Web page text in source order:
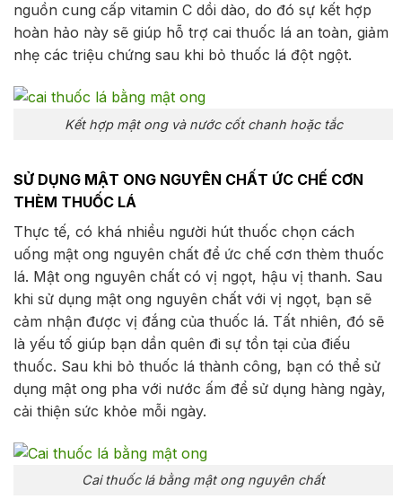
nguồn cung cấp vitamin C dồi dào, do đó sự kết hợp
hoàn hảo này sẽ giúp hỗ trợ cai thuốc lá an toàn, giảm
nhẹ các triệu chứng sau khi bỏ thuốc lá đột ngột.
Kết hợp mật ong và nước cốt chanh hoặc tắc
SỬ DỤNG MẬT ONG NGUYÊN CHẤT ỨC CHẾ CƠN
THÈM THUỐC LÁ
Thực tế, có khá nhiều người hút thuốc chọn cách
uống mật ong nguyên chất để ức chế cơn thèm thuốc
lá. Mật ong nguyên chất có vị ngọt, hậu vị thanh. Sau
khi sử dụng mật ong nguyên chất với vị ngọt, bạn sẽ
cảm nhận được vị đắng của thuốc lá. Tất nhiên, đó sẽ
là yếu tố giúp bạn dần quên đi sự tồn tại của điếu
thuốc. Sau khi bỏ thuốc lá thành công, bạn có thể sử
dụng mật ong pha với nước ấm để sử dụng hàng ngày,
cải thiện sức khỏe mỗi ngày.
Cai thuốc lá bằng mật ong nguyên chất